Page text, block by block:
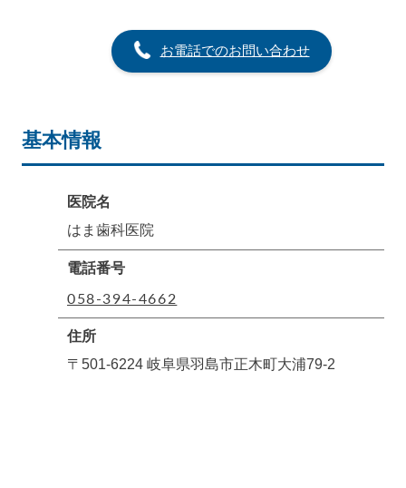
お電話でのお問い合わせ
基本情報
医院名
はま歯科医院
電話番号
058-394-4662
住所
〒501-6224 岐阜県羽島市正木町大浦79-2